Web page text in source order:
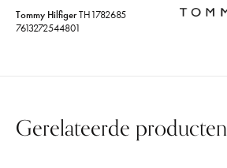
Tommy HilfigerTH1782685
7613272544801
Gerelateerde producten